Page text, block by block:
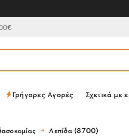
Γρήγορες Αγορές Σχετικά με
Λεπίδα (8700)